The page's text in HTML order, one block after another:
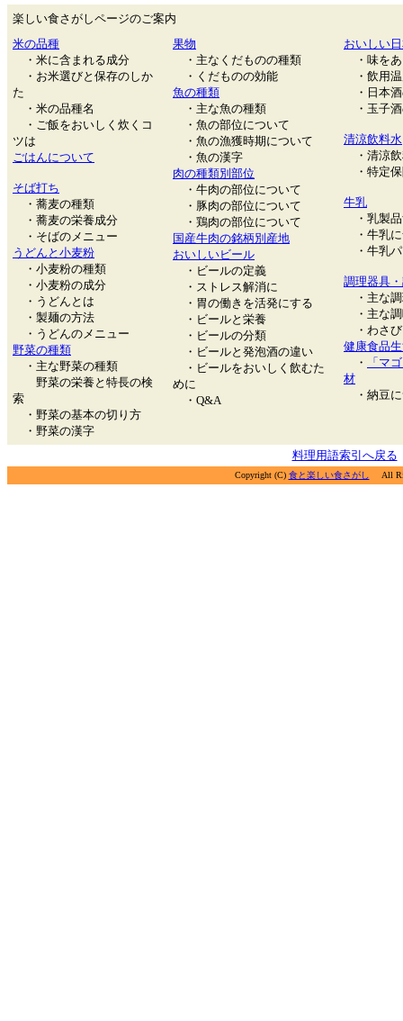
楽しい食さがしページのご案内
米の品種
・米に含まれる成分
・お米選びと保存のしか
た
・米の品種名
・ご飯をおいしく炊くコ
ツは
ごはんについて
そば打ち
・蕎麦の種類
・蕎麦の栄養成分
・そばのメニュー
うどんと小麦粉
・小麦粉の種類
・小麦粉の成分
・うどんとは
・製麺の方法
・うどんのメニュー
野菜の種類
・主な野菜の種類
野菜の栄養と特長の検
索
・野菜の基本の切り方
・野菜の漢字
果物
・主なくだものの種類
・くだものの効能
魚の種類
・主な魚の種類
・魚の部位について
・魚の漁獲時期について
・魚の漢字
肉の種類別部位
・牛肉の部位について
・豚肉の部位について
・鶏肉の部位について
国産牛肉の銘柄別産地
おいしいビール
・ビールの定義
・ストレス解消に
・胃の働きを活発にする
・ビールと栄養
・ビールの分類
・ビールと発泡酒の違い
・ビールをおいしく飲むた
めに
・Q&A
おいしい
・味をあ
・飲用温
・日本酒
・玉子酒
清涼飲料水
・清涼飲
・特定保
牛乳
・乳製品
・牛乳に
・牛乳パ
調理器具
・主な調
・主な調
・わさび
健康食品
・
「マ
材
・納豆に
料理用語索引へ戻る
Copyright (C) 食と楽しい食さがし All